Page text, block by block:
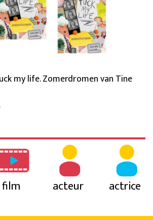
my life. Zomerdromen van Tine
film acteur actrice